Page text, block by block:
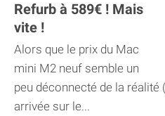
Refurb à 589€ ! Mais
vite !
Alors que le prix du Mac
mini M2 neuf semble un
peu déconnecté de la réalité
arrivée sur le...